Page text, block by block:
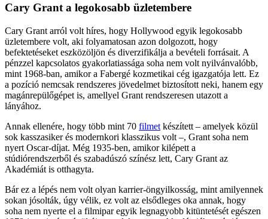
Cary Grant a legokosabb üzletembere
Cary Grant arról volt híres, hogy Hollywood egyik legokosabb
üzletembere volt, aki folyamatosan azon dolgozott, hogy
befektetéseket eszközöljön és diverzifikálja a bevételi forrásait. A
pénzzel kapcsolatos gyakorlatiassága soha nem volt nyilvánvalóbb,
mint 1968-ban, amikor a Fabergé kozmetikai cég igazgatója lett. Ez
a pozíció nemcsak rendszeres jövedelmet biztosított neki, hanem egy
magánrepülőgépet is, amellyel Grant rendszeresen utazott a
lányához.
Annak ellenére, hogy több mint 70 filmet készített – amelyek közül
sok kasszasiker és modernkori klasszikus volt –, Grant soha nem
nyert Oscar-díjat. Még 1935-ben, amikor kilépett a
stúdiórendszerből és szabadúszó színész lett, Cary Grant az
Akadémiát is otthagyta.
Bár ez a lépés nem volt olyan karrier-öngyilkosság, mint amilyennek
sokan jósolták, úgy vélik, ez volt az elsődleges oka annak, hogy
soha nem nyerte el a filmipar egyik legnagyobb kitüntetését egészen